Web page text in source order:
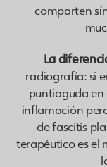
comparten
La
radiografía: si
puntiaguda en
inflamación
de fascitis
terapéutico es el